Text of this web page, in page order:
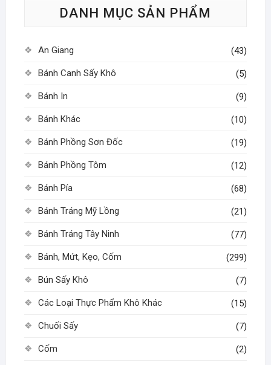
chọn
chọn
DANH MỤC SẢN PHẨM
An Giang (43)
Bánh Canh Sấy Khô (5)
Bánh In (9)
Bánh Khác (10)
Bánh Phồng Sơn Đốc (19)
Bánh Phồng Tôm (12)
Bánh Pía (68)
Bánh Tráng Mỹ Lồng (21)
Bánh Tráng Tây Ninh (77)
Bánh, Mứt, Kẹo, Cốm (299)
Bún Sấy Khô (7)
Các Loại Thực Phẩm Khô Khác (15)
Chuối Sấy (7)
Cốm (2)